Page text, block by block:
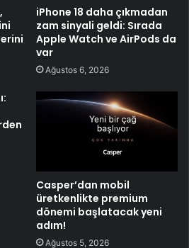
iPhone 18 daha çıkmadan
zam sinyali geldi: Sırada
Apple Watch ve AirPods da
var
Ağustos 6, 2026
Casper’dan mobil
üretkenlikte premium
dönemi başlatacak yeni
adım!
Ağustos 5, 2026